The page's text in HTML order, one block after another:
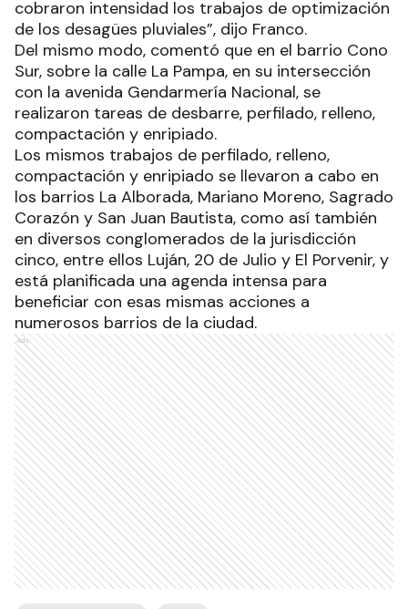
cobraron intensidad los trabajos de optimización
de los desagües pluviales”, dijo Franco.
Del mismo modo, comentó que en el barrio Cono
Sur, sobre la calle La Pampa, en su intersección
con la avenida Gendarmería Nacional, se
realizaron tareas de desbarre, perfilado, relleno,
compactación y enripiado.
Los mismos trabajos de perfilado, relleno,
compactación y enripiado se llevaron a cabo en
los barrios La Alborada, Mariano Moreno, Sagrado
Corazón y San Juan Bautista, como así también
en diversos conglomerados de la jurisdicción
cinco, entre ellos Luján, 20 de Julio y El Porvenir, y
está planificada una agenda intensa para
beneficiar con esas mismas acciones a
numerosos barrios de la ciudad.
Ads